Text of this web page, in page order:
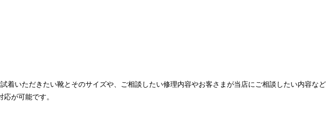
いただきたい靴とそのサイズや、ご相談したい修理内容やお客さまが当店にご相談したい内容など
が可能です。